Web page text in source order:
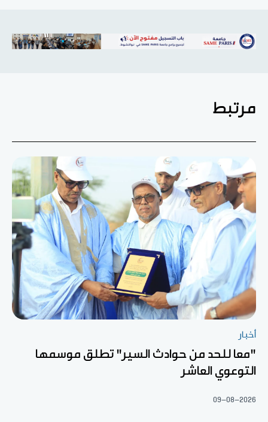
مرتبط
أخبار
"معا للحد من حوادث السير" تطلق موسمها
التوعوي العاشر
09-08-2026